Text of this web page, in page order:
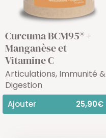
Curcuma BCM95® +
Manganèse et
Vitamine C
Articulations, Immunité &
Digestion
Ajouter 25,90€